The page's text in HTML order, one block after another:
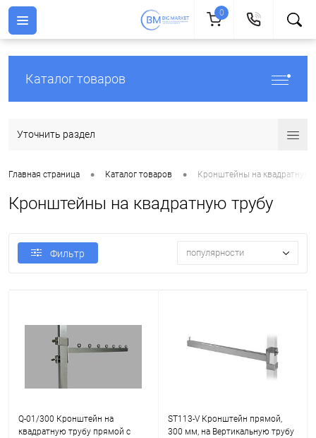
Каталог товаров
Уточнить раздел
Главная страница • Каталог товаров • Кронштейны на квадратную
Кронштейны на квадратную трубу
Фильтр популярности
Q-01/300 Кронштейн на
квадратную трубу прямой с
ST113-V Кронштейн прямой,
300 мм, на Вертикальную трубу
0